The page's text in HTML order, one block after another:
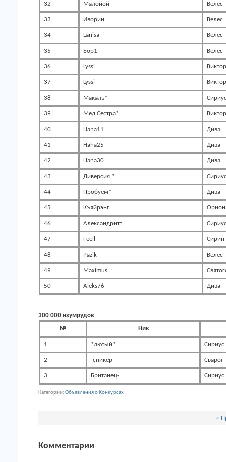
32 Малойой Велес
33 Иворин Велес
34 Lanisa Велес
35 Бор1 Велес
36 Lyssi
37 Lyssi
38 Макаль* Сириус
39 Мед Сестра*
40 Haha11 Дива
41 Haha25 Дива
42 Haha30 Дива
43 Диверсия * Сириус
44 Пробуем* Дива
45 Къяйрэнг Орион
46 Александритт Сириус
47 Feell Сирин
48 Pazik Велес
49 Maximus
50 Aleks76 Дива
300 000 изумрудов
№
Ник
1 *лютый* Сириус
2 -спикер- Сварог
3 Британец- Сириус
Категории Объявления о Конкурсах
«
Комментарии